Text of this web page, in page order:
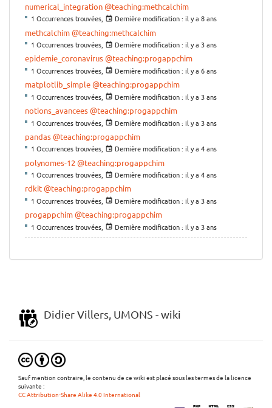
numerical_integration@teaching:methcalchim
1 Occurrences trouvées, Dernière modification : il y a 8 ans
methcalchim@teaching:methcalchim
1 Occurrences trouvées, Dernière modification : il y a 3 ans
epidemie_coronavirus@teaching:progappchim
1 Occurrences trouvées, Dernière modification : il y a 6 ans
matplotlib_simple@teaching:progappchim
1 Occurrences trouvées, Dernière modification : il y a 3 ans
notions_avancees@teaching:progappchim
1 Occurrences trouvées, Dernière modification : il y a 3 ans
pandas@teaching:progappchim
1 Occurrences trouvées, Dernière modification : il y a 4 ans
polynomes-12 @teaching:progappchim
1 Occurrences trouvées, Dernière modification : il y a 4 ans
rdkit@teaching:progappchim
1 Occurrences trouvées, Dernière modification : il y a 3 ans
progappchim@teaching:progappchim
1 Occurrences trouvées, Dernière modification : il y a 3 ans
Didier Villers, UMONS - wiki
Sauf mention contraire, le contenu de ce wiki est placé sous les termes de la licence
suivante :
CC Attribution-Share Alike 4.0 International